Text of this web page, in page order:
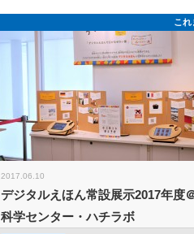
これ
2017.06.10
デジタルえほん常設展示2017年度
科学センター・ハチラボ